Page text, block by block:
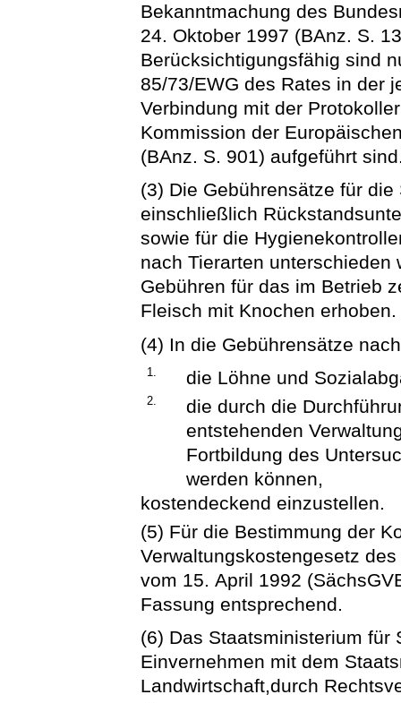
Bekanntmachung des
24. Oktober 1997 (BAnz. S.
Berücksichtigungsfähig sind
85/73/EWG des Rates in der
Verbindung mit der
Kommission der
(BAnz. S. 901) aufgeführt
(3) Die Gebührensätze für
einschließlich
sowie für die
nach Tierarten
Gebühren für das im Betrieb
Fleisch mit Knochen erhoben.
(4) In die Gebührensätze
1. die Löhne und
2.
die durch die
entstehenden
Fortbildung des
werden können,
kostendeckend einzustellen.
(5) Für die Bestimmung der
Verwaltungskostengesetz
vom 15. April 1992
Fassung entsprechend.
(6) Das Staatsministerium für
Einvernehmen mit dem
Landwirtschaft,durch